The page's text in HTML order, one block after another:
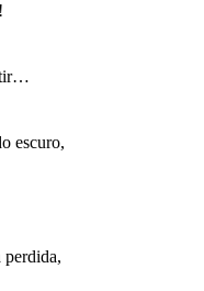
escuro,
perdida,